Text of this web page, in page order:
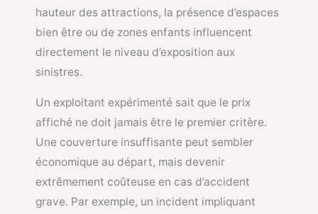
hauteur des attractions, la présence d’espaces
bien être ou de zones enfants influencent
directement le niveau d’exposition aux
sinistres.
Un exploitant expérimenté sait que le prix
affiché ne doit jamais être le premier critère.
Une couverture insuffisante peut sembler
économique au départ, mais devenir
extrêmement coûteuse en cas d’accident
grave. Par exemple, un incident impliquant